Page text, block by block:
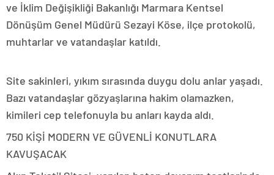
ve İklim Değişikliği Bakanlığı Marmara Kentsel
Dönüşüm Genel Müdürü Sezayi Köse, ilçe protokolü,
muhtarlar ve vatandaşlar katıldı.
Site sakinleri, yıkım sırasında duygu dolu anlar yaşadı.
Bazı vatandaşlar gözyaşlarına hakim olamazken,
kimileri cep telefonuyla bu anları kayda aldı.
750 KİŞİ MODERN VE GÜVENLİ KONUTLARA
KAVUŞACAK